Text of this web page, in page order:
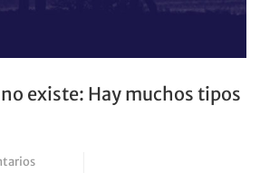
existe: Hay muchos tipos